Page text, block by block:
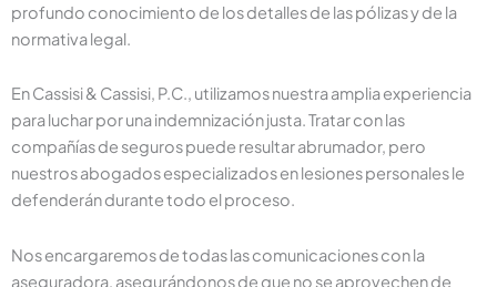
profundo conocimiento de los detalles de las pólizas y de la
normativa legal.
En Cassisi & Cassisi, P.C., utilizamos nuestra amplia experiencia
para luchar por una indemnización justa. Tratar con las
compañías de seguros puede resultar abrumador, pero
nuestros abogados especializados en lesiones personales le
defenderán durante todo el proceso.
Nos encargaremos de todas las comunicaciones con la
aseguradora, asegurándonos de que no se aprovechen de